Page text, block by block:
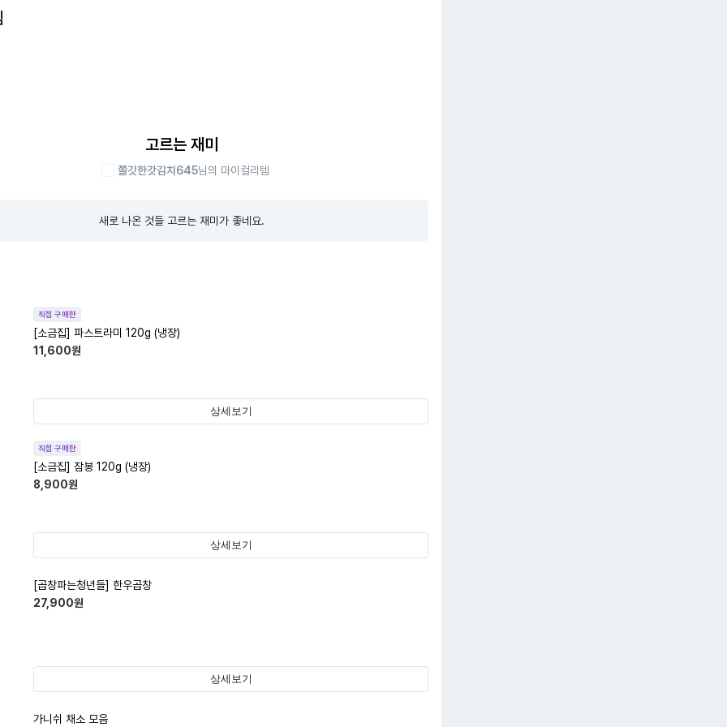
고르는 재미
쫄깃한갓김치645님의 마이컬리템
새로 나온 것들 고르는 재미가 좋네요.
직접 구매한
[소금집] 파스트라미 120g (냉장)
11,600원
상세보기
직접 구매한
[소금집] 잠봉 120g (냉장)
8,900원
상세보기
[곱창파는청년들] 한우곱창
27,900원
상세보기
가니쉬 채소 모음